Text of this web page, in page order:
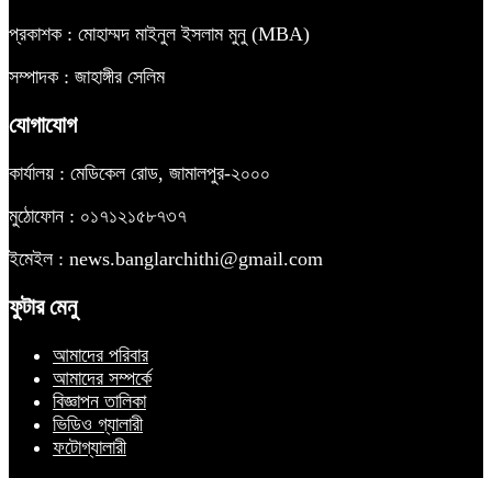
প্রকাশক : মোহাম্মদ মাইনুল ইসলাম মুনু (MBA)
সম্পাদক : জাহাঙ্গীর সেলিম
যোগাযোগ
কার্যালয় : মেডিকেল রোড, জামালপুর-২০০০
মুঠোফোন : ০১৭১২১৫৮৭৩৭
ইমেইল : news.banglarchithi@gmail.com
ফুটার মেনু
আমাদের পরিবার
আমাদের সম্পর্কে
বিজ্ঞাপন তালিকা
ভিডিও গ্যালারী
ফটোগ্যালারী